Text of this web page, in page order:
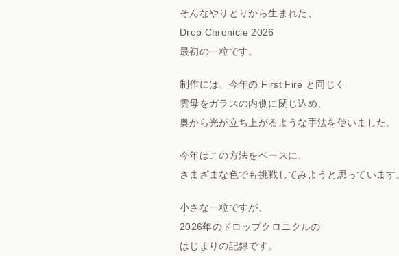
そんなやりとりから生まれた、
Drop Chronicle 2026
最初の一粒です。
制作には、今年の First Fire と同じく
雲母をガラスの内側に閉じ込め、
奥から光が立ち上がるような手法を使いました。
今年はこの方法をベースに、
さまざまな色でも挑戦してみようと思っています
小さな一粒ですが、
2026年のドロップクロニクルの
はじまりの記録です。